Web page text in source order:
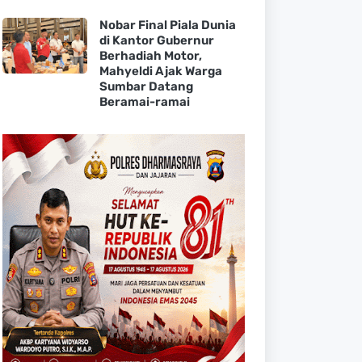
Nobar Final Piala Dunia
di Kantor Gubernur
Berhadiah Motor,
Mahyeldi Ajak Warga
Sumbar Datang
Beramai-ramai